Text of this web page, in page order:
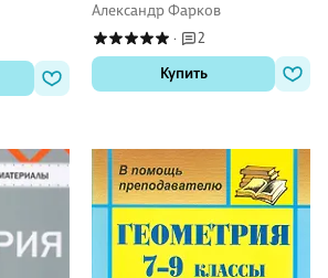
Александр Фарков
·
2
Купить